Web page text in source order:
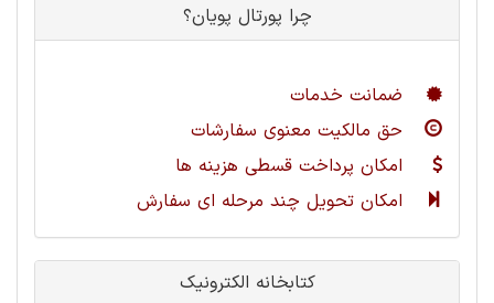
چرا پورتال پویان؟
ضمانت خدمات
حق مالکیت معنوی سفارشات
امکان پرداخت قسطی هزینه ها
امکان تحویل چند مرحله ای سفارش
کتابخانه الکترونیک